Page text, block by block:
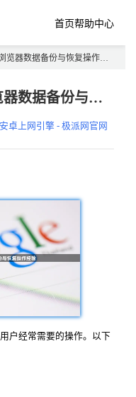
首页帮助中心
器数据备份与恢复操作经验
Chrome浏览器下载及浏览器数据备份与恢复操作经验
卓上网引擎 - 极派网官网
户经常需要的操作。以下